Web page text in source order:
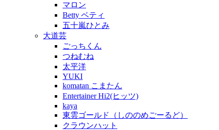
マロン
Betty ベティ
五十嵐ひとみ
大道芸
ごっちくん
つねむね
太平洋
YUKI
komatan こまたん
Entertainer Hi2(ヒッツ)
kaya
東雲ゴールド（しののめごーるど）
クラウンハット